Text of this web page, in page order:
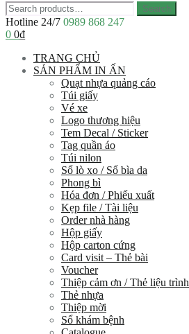
Menu
Search
for:
Search
Hotline 24/7 0989 868 247
0 0₫
TRANG CHỦ
SẢN PHẨM IN ẤN
Quạt nhựa quảng cáo
Túi giấy
Vé xe
Logo thương hiệu
Tem Decal / Sticker
Tag quần áo
Túi nilon
Sổ lò xo / Sổ bìa da
Phong bì
Hóa đơn / Phiếu xuất
Kẹp file / Tài liệu
Order nhà hàng
Hộp giấy
Hộp carton cứng
Card visit – Thẻ bài
Voucher
Thiệp cảm ơn / Thẻ liệu trình
Thẻ nhựa
Thiệp mời
Sổ khám bệnh